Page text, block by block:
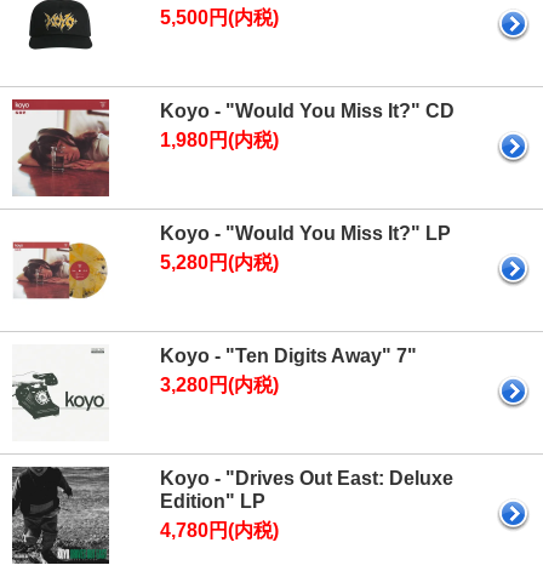
5,500円(内税)
Koyo - "Would You Miss It?" CD
1,980円(内税)
Koyo - "Would You Miss It?" LP
5,280円(内税)
Koyo - "Ten Digits Away" 7"
3,280円(内税)
Koyo - "Drives Out East: Deluxe
Edition" LP
4,780円(内税)